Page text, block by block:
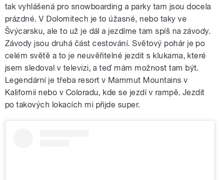
tak vyhlášená pro snowboarding a parky tam jsou docela
prázdné. V Dolomitech je to úžasné, nebo taky ve
Švýcarsku, ale to už je dál a jezdíme tam spíš na závody.
Závody jsou druhá část cestování. Světový pohár je po
celém světě a to je neuvěřitelné jezdit s klukama, které
jsem sledoval v televizi, a teď mám možnost tam být.
Legendární je třeba resort v Mammut Mountains v
Kalifornii nebo v Coloradu, kde se jezdí v rampě. Jezdit
po takových lokacích mi přijde super.